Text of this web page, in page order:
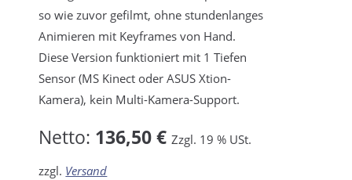
so wie zuvor gefilmt, ohne stundenlanges
Animieren mit Keyframes von Hand.
Diese Version funktioniert mit 1 Tiefen
Sensor (MS Kinect oder ASUS Xtion-
Kamera), kein Multi-Kamera-Support.
Netto: 136,50 € Zzgl. 19 % USt.
zzgl. Versand